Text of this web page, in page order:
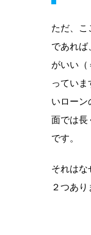
ただ、
であれば
がいい（
ってい
いローン
面では長
です。
それはな
２つあり